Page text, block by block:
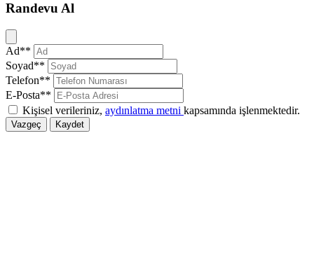
Randevu Al
Kapat
Ad**
Soyad**
Telefon**
E-Posta**
Kişisel verileriniz, aydınlatma metni kapsamında işlenmektedir.
Vazgeç Kaydet